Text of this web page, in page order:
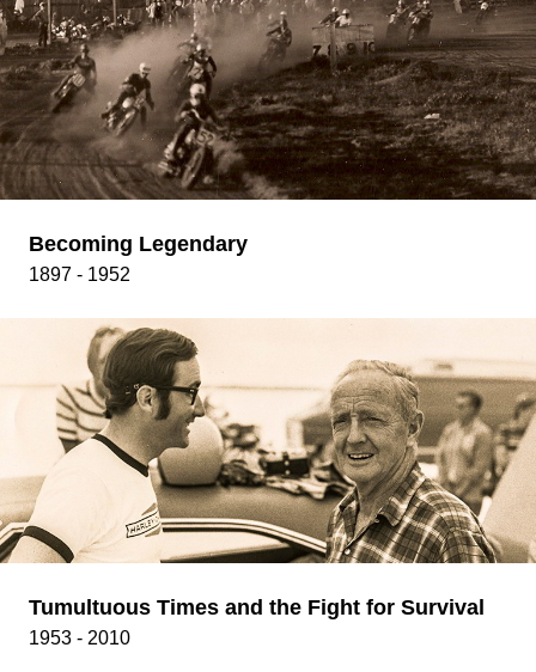
Becoming Legendary
1897 - 1952
Tumultuous Times and the Fight for Survival
1953 - 2010